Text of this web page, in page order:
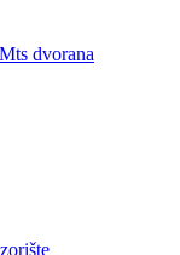
dvorana